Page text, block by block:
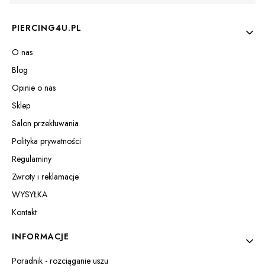
Linki w stopce
PIERCING4U.PL
O nas
Blog
Opinie o nas
Sklep
Salon przekłuwania
Polityka prywatności
Regulaminy
Zwroty i reklamacje
WYSYŁKA
Kontakt
INFORMACJE
Poradnik - rozciąganie uszu